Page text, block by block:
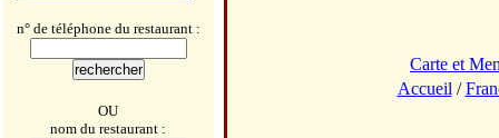
n° de téléphone du restaurant :
OU
nom du restaurant :
Carte et
Accueil /